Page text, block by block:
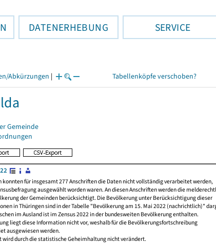
DATENERHEBUNG SERVICE
Abkürzungen | Tabellenköpfe verschoben?
Gemeinde
konnten für insgesamt 277 Anschriften die Daten nicht vollständig verarbeitet werden,
ausgewählt worden waren. An diesen Anschriften werden die
der Gemeinden berücksichtigt. Die Bevölkerung unter Berücksichtigung dieser
in Thüringen sind in der Tabelle "Bevölkerung am 15. Mai 2022 (nachrichtlich)"
im Ausland ist im Zensus 2022 in der bundesweiten Bevölkerung enthalten.
liegt diese Information nicht vor, weshalb für die Bevölkerungsfortschreibung
ausgewiesen werden.
wird durch die statistische Geheimhaltung nicht verändert.